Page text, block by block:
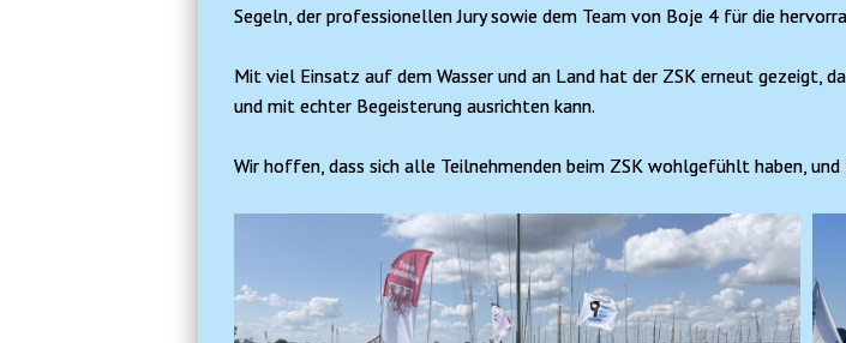
Segeln, der professionellen Jury sowie dem Team von Boje 4 für die
Mit viel Einsatz auf dem Wasser und an Land hat der ZSK erneut gezeigt,
und mit echter Begeisterung ausrichten kann.
Wir hoffen, dass sich alle Teilnehmenden beim ZSK wohlgefühlt haben,